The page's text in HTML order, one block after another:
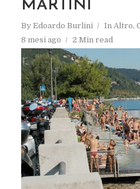
MARTINI
By Edoardo Burlini In Altro,
8 mesi ago
2 Min read